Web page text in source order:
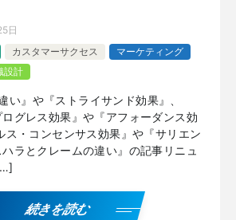
日
カスタマーサクセス
マーケティング
設計
い』や『ストライサンド効果』、
ログレス効果』や『アフォーダンス効
ス・コンセンサス効果』や『サリエン
ラとクレームの違い』の記事リニュ
続きを読む